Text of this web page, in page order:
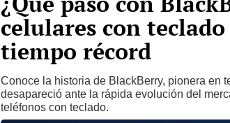
celulares con
tiempo récord
Conoce la historia de BlackBerry, pionera en
desapareció ante la rápida evolución del
teléfonos con teclado.